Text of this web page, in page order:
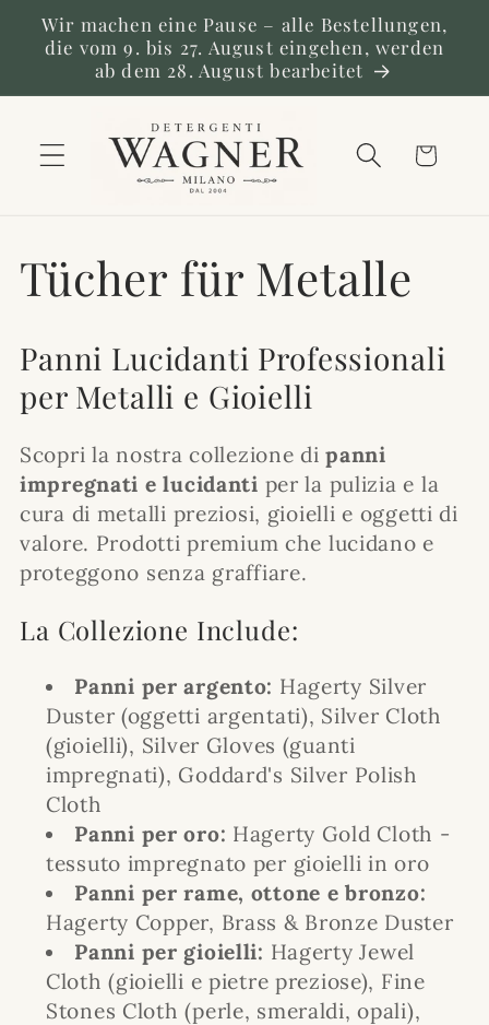
zum
Inhalt
Wir machen eine Pause – alle Bestellungen,
die vom 9. bis 27. August eingehen, werden
ab dem 28. August bearbeitet
Warenkorb
K
a
t
e
g
o
r
Tücher für Metalle
Panni Lucidanti Professionali
per Metalli e Gioielli
Scopri la nostra collezione dipanni
impregnati e lucidanti per la pulizia e la
cura di metalli preziosi, gioielli e oggetti di
valore. Prodotti premium che lucidano e
proteggono senza graffiare.
La Collezione Include:
Panni per argento: Hagerty Silver
Duster (oggetti argentati), Silver Cloth
(gioielli), Silver Gloves (guanti
impregnati), Goddard's Silver Polish
Cloth
Panni per oro: Hagerty Gold Cloth -
tessuto impregnato per gioielli in oro
Panni per rame, ottone e bronzo:
Hagerty Copper, Brass & Bronze Duster
Panni per gioielli: Hagerty Jewel
Cloth (gioielli e pietre preziose), Fine
Stones Cloth (perle, smeraldi, opali),